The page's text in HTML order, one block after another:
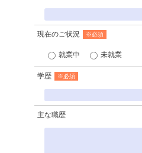
現在のご状況 ※必須
就業中 未就業
学歴 ※必須
主な職歴